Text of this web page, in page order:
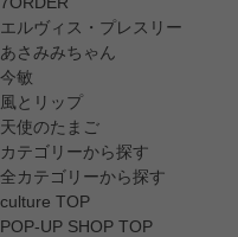
エルヴィス・プレスリー
あさみみちゃん
今敏
風とリップ
天使のたまご
カテゴリーから探す
全カテゴリーから探す
culture TOP
POP-UP SHOP TOP